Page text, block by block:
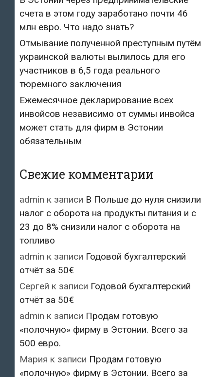
счета в этом году заработано почти 46
млн евро. Что надо знать?
Отмывание полученной преступным путём
украинской валюты вылилось для его
участников в 6,5 года реального
тюремного заключения
Ежемесячное декларирование всех
инвойсов независимо от суммы инвойса
может стать для фирм в Эстонии
обязательным
Свежие комментарии
admin к записи В Польше до нуля снизили
налог с оборота на продукты питания и с
23 до 8% снизили налог с оборота на
топливо
admin к записи Годовой бухгалтерский
отчёт за 50€
Сергей к записи Годовой бухгалтерский
отчёт за 50€
admin к записи Продам готовую
«полочную» фирму в Эстонии. Всего за
500 евро.
Мария к записи Продам готовую
«полочную» фирму в Эстонии. Всего за